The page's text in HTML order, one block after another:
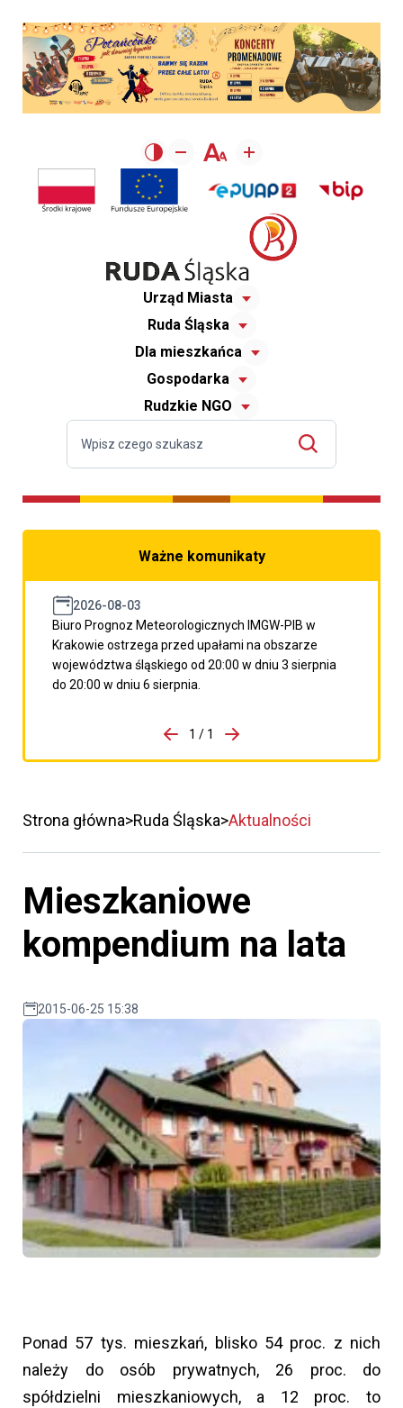
Urząd Miasta
Ruda Śląska
Dla mieszkańca
Gospodarka
Rudzkie NGO
Ważne komunikaty
2026-08-03
Biuro Prognoz Meteorologicznych IMGW-PIB w
Krakowie ostrzega przed upałami na obszarze
województwa śląskiego od 20:00 w dniu 3 sierpnia
do 20:00 w dniu 6 sierpnia.
porzpedniego komunikatu
1 / 1
Przejdź do następnego
Strona główna Ruda Śląska Aktualności
Mieszkaniowe
kompendium na lata
2015-06-25 15:38
Ponad 57 tys. mieszkań, blisko 54 proc. z nich
należy do osób prywatnych, 26 proc. do
spółdzielni mieszkaniowych, a 12 proc. to